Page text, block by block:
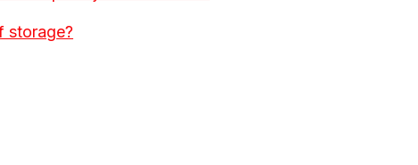
storage?